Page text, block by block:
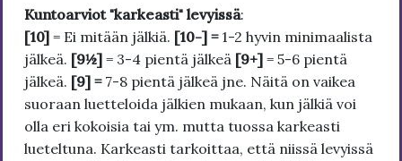
Kuntoarviot "karkeasti" levyissä:
[10] = Ei mitään jälkiä. [10-] = 1-2 hyvin minimaalista
jälkeä. [9½] = 3-4 pientä jälkeä [9+] = 5-6 pientä
jälkeä. [9] = 7-8 pientä jälkeä jne. Näitä on vaikea
suoraan luetteloida jälkien mukaan, kun jälkiä voi
olla eri kokoisia tai ym. mutta tuossa karkeasti
lueteltuna. Karkeasti tarkoittaa, että niissä levyissä